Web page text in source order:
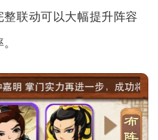
联动可以大幅提升阵容